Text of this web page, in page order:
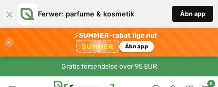
× Ferwer: parfume & kosmetik Åbn app
×
⚡SUMMER-rabat lige nu!
SUMMER Åbn app
Gratis forsendelse over 95 EUR
0